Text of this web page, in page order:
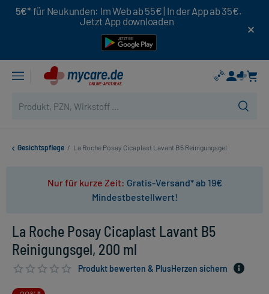
5€* für Neukunden: Im Web ab 55€ | In der App ab 35€.
Jetzt App downloaden
Gesichtspflege / La Roche Posay Cicaplast Lavant B5 Reinigungsgel
Nur für kurze Zeit: Gratis-Versand* ab 19€
Mindestbestellwert!
La Roche Posay Cicaplast Lavant B5
Reinigungsgel, 200 ml
Produkt bewerten & PlusHerzen sichern